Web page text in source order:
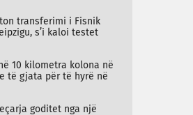
transferimi i Fisnik
s’i kaloi testet
10 kilometra kolona në
të gjata për të hyrë në
goditet nga një